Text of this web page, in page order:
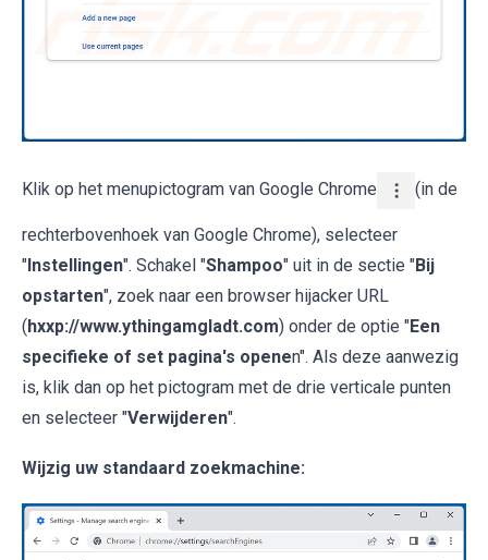
Klik op het menupictogram van Google Chrome (in de
rechterbovenhoek van Google Chrome), selecteer
" Instellingen". Schakel "Shampoo" uit in de sectie "Bij
opstarten", zoek naar een browser hijacker URL
( hxxp://www.ythingamgladt.com) onder de optie "Een
specifieke of set pagina's openen". Als deze aanwezig
is, klik dan op het pictogram met de drie verticale punten
en selecteer "Verwijderen".
Wijzig uw standaard zoekmachine: